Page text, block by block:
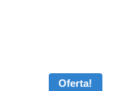
Oferta!